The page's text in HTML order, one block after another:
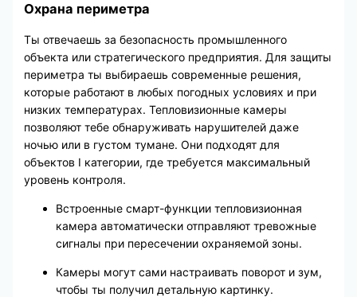
Охрана периметра
Ты отвечаешь за безопасность промышленного
объекта или стратегического предприятия. Для защиты
периметра ты выбираешь современные решения,
которые работают в любых погодных условиях и при
низких температурах. Тепловизионные камеры
позволяют тебе обнаруживать нарушителей даже
ночью или в густом тумане. Они подходят для
объектов I категории, где требуется максимальный
уровень контроля.
Встроенные смарт-функции тепловизионная
камера автоматически отправляют тревожные
сигналы при пересечении охраняемой зоны.
Камеры могут сами настраивать поворот и зум,
чтобы ты получил детальную картинку.